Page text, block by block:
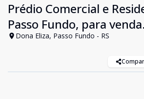
Prédio Comercial e
Passo Fundo, para venda.
Dona Eliza, Passo Fundo - RS